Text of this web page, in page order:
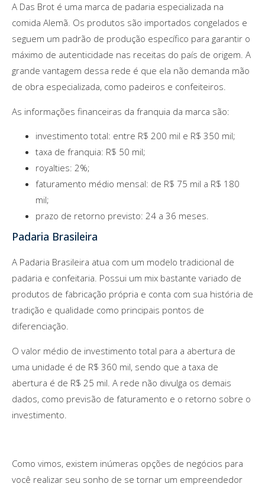
A Das Brot é uma marca de padaria especializada na
comida Alemã. Os produtos são importados congelados e
seguem um padrão de produção específico para garantir o
máximo de autenticidade nas receitas do país de origem. A
grande vantagem dessa rede é que ela não demanda mão
de obra especializada, como padeiros e confeiteiros.
As informações financeiras da franquia da marca são:
investimento total: entre R$ 200 mil e R$ 350 mil;
taxa de franquia: R$ 50 mil;
royalties: 2%;
faturamento médio mensal: de R$ 75 mil a R$ 180
mil;
prazo de retorno previsto: 24 a 36 meses.
Padaria Brasileira
A Padaria Brasileira atua com um modelo tradicional de
padaria e confeitaria. Possui um mix bastante variado de
produtos de fabricação própria e conta com sua história de
tradição e qualidade como principais pontos de
diferenciação.
O valor médio de investimento total para a abertura de
uma unidade é de R$ 360 mil, sendo que a taxa de
abertura é de R$ 25 mil. A rede não divulga os demais
dados, como previsão de faturamento e o retorno sobre o
investimento.
Como vimos, existem inúmeras opções de negócios para
você realizar seu sonho de se tornar um empreendedor